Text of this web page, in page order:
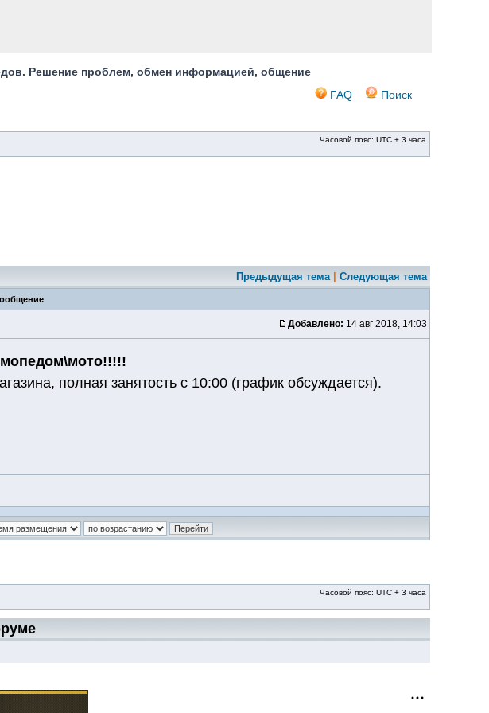
Решение проблем, обмен информацией, общение
FAQ Поиск
Часовой пояс: UTC + 3 часа
Предыдущая тема| Следующая тема
Добавлено: 14 авг 2018, 14:03
полная занятость с 10:00 (график обсуждается).
Часовой пояс: UTC + 3 часа